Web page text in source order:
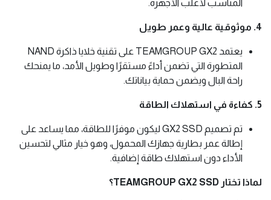
المناسب لأغلب الأجهزة.
4. موثوقية عالية وعمر طويل
يعتمد TEAMGROUP GX2 على تقنية خلايا ذاكرة NAND
المتطورة التي تضمن أداءً مستقرًا وطويل الأمد، ما يمنحك
راحة البال ويضمن حماية بياناتك.
5. كفاءة في استهلاك الطاقة
تم تصميم GX2 SSD ليكون موفرًا للطاقة، مما يساعد على
إطالة عمر بطارية جهازك المحمول، وهو خيار مثالي لتحسين
الأداء دون استهلاك طاقة إضافية.
لماذا تختار TEAMGROUP GX2 SSD؟